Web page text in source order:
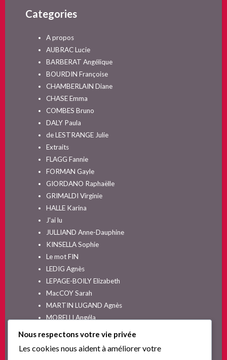
Categories
A propos
AUBRAC Lucie
BARBERAT Angélique
BOURDIN Françoise
CHAMBERLAIN Diane
CHASE Emma
COMBES Bruno
DALY Paula
de LESTRANGE Julie
Extraits
FLAGG Fannie
FORMAN Gayle
GIORDANO Raphaëlle
GRIMALDI Virginie
HALLE Karina
J'ai lu
JULLIAND Anne-Dauphine
KINSELLA Sophie
Le mot FIN
LEDIG Agnès
LEPAGE-BOILY Elizabeth
MacCOY Sarah
MARTIN LUGAND Agnès
MORELLI Angéla
MOYES Jojo
Non classé
Nous respectons votre vie privée
Les cookies nous aident à améliorer votre